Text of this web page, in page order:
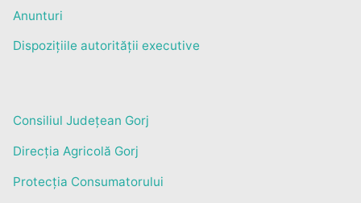
Anunturi
Dispozițiile autorității executive
Consiliul Județean Gorj
Direcția Agricolă Gorj
Protecția Consumatorului